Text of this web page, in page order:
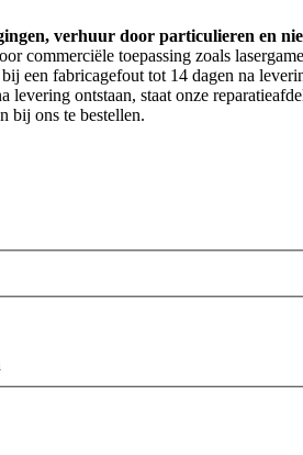
verhuur door particulieren en
commerciële toepassing zoals
een fabricagefout tot 14 dagen na
levering ontstaan, staat onze
bij ons te bestellen.